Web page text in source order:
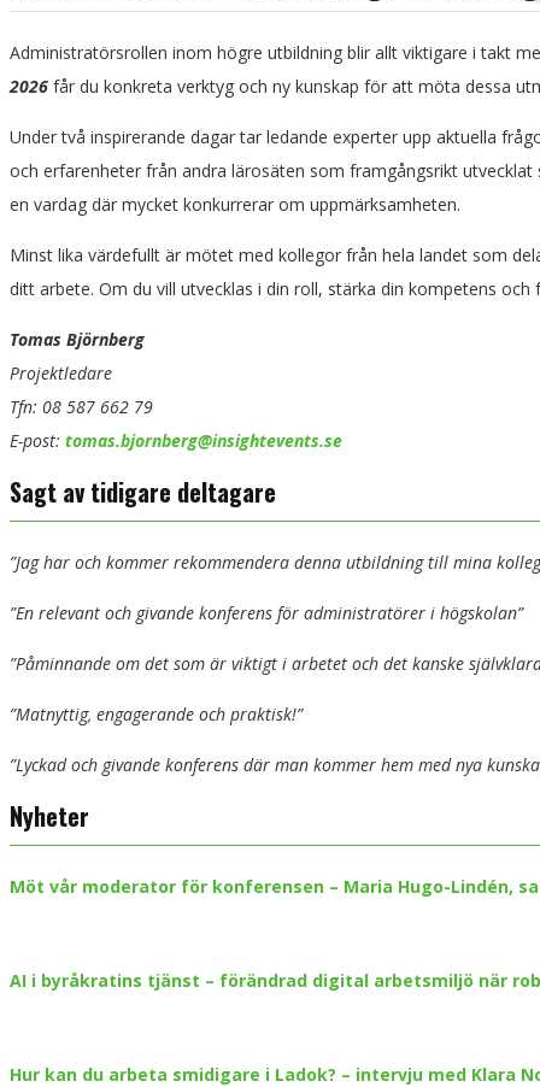
Administratörsrollen inom högre utbildning blir allt viktigare i takt
2026 får du konkreta verktyg och ny kunskap för att möta dessa
Under två inspirerande dagar tar ledande experter upp aktuella
och erfarenheter från andra lärosäten som framgångsrikt
en vardag där mycket konkurrerar om uppmärksamheten.
Minst lika värdefullt är mötet med kollegor från hela landet som
ditt arbete. Om du vill utvecklas i din roll, stärka din kompetens
Tomas Björnberg
Projektledare
Tfn: 08 587 662 79
E-post: tomas.bjornberg@insightevents.se
Sagt av tidigare deltagare
”Jag har och kommer rekommendera denna utbildning till mina
”En relevant och givande konferens för administratörer i högskolan”
”Påminnande om det som är viktigt i arbetet och det kanske
”Matnyttig, engagerande och praktisk!”
”Lyckad och givande konferens där man kommer hem med nya
Nyheter
Möt vår moderator för konferensen – Maria Hugo-Lindén,
AI i byråkratins tjänst – förändrad digital arbetsmiljö när
Hur kan du arbeta smidigare i Ladok? – intervju med Klara